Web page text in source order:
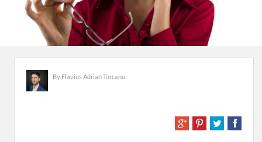
By Flavius Adrian Turcanu